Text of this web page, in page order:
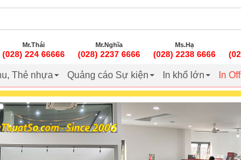
Mr.Thái
(028) 224 66666
Mr.Nghĩa
(028) 2237 6666
Ms.Hạ
(028) 2238 6666
Thẻ nhựa Quảng cáo Sự kiện In khổ lớn In